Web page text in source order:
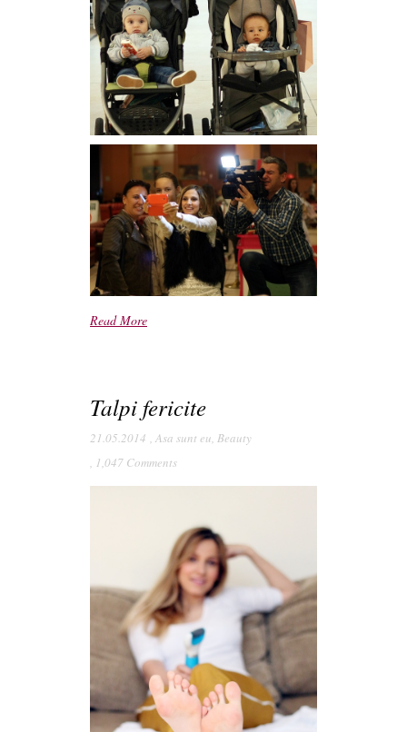
Read More
Talpi fericite
21.05.2014 , Asa sunt eu, Beauty
, 1,047 Comments